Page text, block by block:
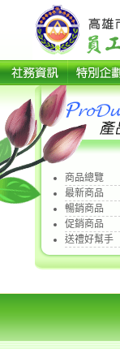
商品總覽
最新商品
暢銷商品
促銷商品
送禮好幫手